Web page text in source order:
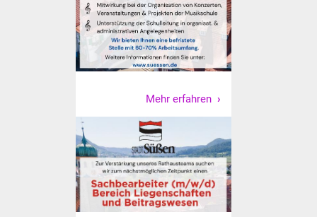
Suenergie
NETZMonitor
Ärzte und Apotheken
Pflege von Angehörigen
Hitzewarnung / UV-
Index
Mehr erfahren